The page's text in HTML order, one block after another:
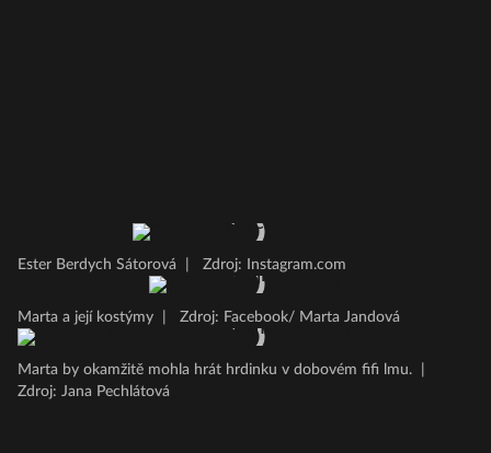
Ester Berdych Sátorová Zdroj: Instagram.com
Marta a její kostýmy Zdroj: Facebook/ Marta Jandová
Marta by okamžitě mohla hrát hrdinku v dobovém fifi lmu.
Zdroj: Jana Pechlátová